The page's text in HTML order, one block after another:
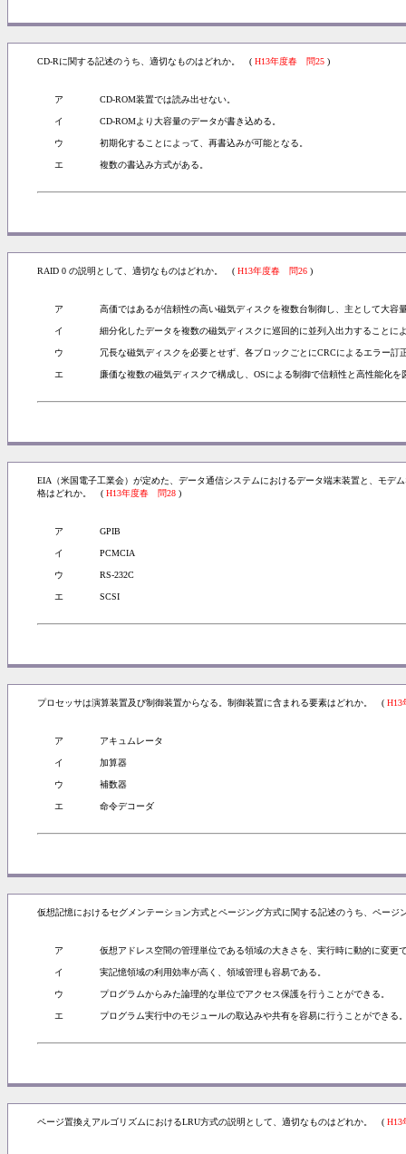
CD-Rに関する記述のうち、適切なものはどれか。 ( H13年度春 問25 )
ア CD-ROM装置では読み出せない。
イ CD-ROMより大容量のデータが書き込める。
ウ 初期化することによって、再書込みが可能となる。
エ 複数の書込み方式がある。
RAID 0 の説明として、適切なものはどれか。 ( H13年度春 問26 )
ア 高価ではあるが信頼性の高い磁気ディスクを複数台制御し、主として大容
イ 細分化したデータを複数の磁気ディスクに巡回的に並列入出力することに
ウ 冗長な磁気ディスクを必要とせず、各ブロックごとにCRCによるエラー訂
エ 廉価な複数の磁気ディスクで構成し、OSによる制御で信頼性と高性能化を
EIA（米国電子工業会）が定めた、データ通信システムにおけるデータ端末装置と、モデ
格はどれか。 ( H13年度春 問28 )
ア GPIB
イ PCMCIA
ウ RS-232C
エ SCSI
プロセッサは演算装置及び制御装置からなる。制御装置に含まれる要素はどれか。 (
ア アキュムレータ
イ 加算器
ウ 補数器
エ 命令デコーダ
仮想記憶におけるセグメンテーション方式とページング方式に関する記述のうち、ペー
ア 仮想アドレス空間の管理単位である領域の大きさを、実行時に動的に変更
イ 実記憶領域の利用効率が高く、領域管理も容易である。
ウ プログラムからみた論理的な単位でアクセス保護を行うことができる。
エ プログラム実行中のモジュールの取込みや共有を容易に行うことができる
ページ置換えアルゴリズムにおけるLRU方式の説明として、適切なものはどれか。 (